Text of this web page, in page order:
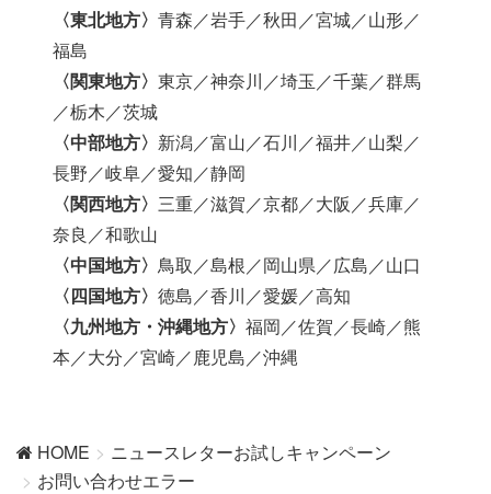
〈東北地方〉青森／岩手／秋田／宮城／山形／
福島
〈関東地方〉東京／神奈川／埼玉／千葉／群馬
／栃木／茨城
〈中部地方〉 新潟／富山／石川／福井／山梨／
長野／岐阜／愛知／静岡
〈関西地方〉三重／滋賀／京都／大阪／兵庫／
奈良／和歌山
〈中国地方〉鳥取／島根／岡山県／広島／山口
〈四国地方〉徳島／香川／愛媛／高知
〈九州地方・沖縄地方〉福岡／佐賀／長崎／熊
本／大分／宮崎／鹿児島／沖縄
HOME
ニュースレターお試しキャンペーン
お問い合わせエラー